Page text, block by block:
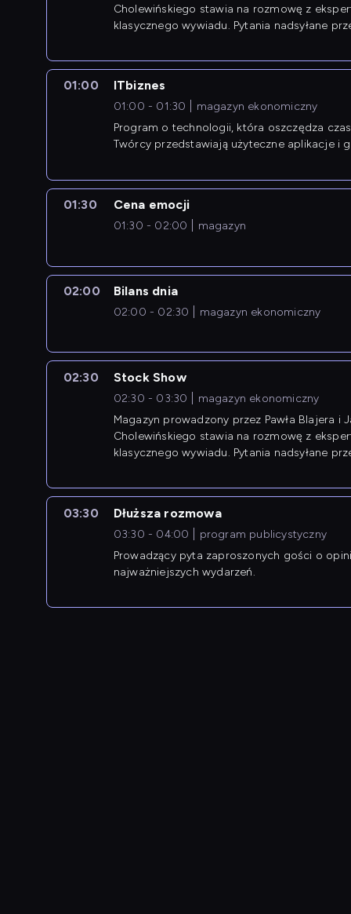
Cholewińskiego stawia na rozmowę z
klasycznego wywiadu. Pytania nadsyłane
01:00 ITbiznes
01:00 - 01:30
magazyn ekonomiczny
Program o technologii, która oszczędza
Twórcy przedstawiają użyteczne aplikacje i
01:30 Cena emocji
01:30 - 02:00 magazyn
02:00 Bilans dnia
02:00 - 02:30 magazyn ekonomiczny
02:30 Stock Show
02:30 - 03:30
magazyn ekonomiczny
Magazyn prowadzony przez Pawła Blajera i
Cholewińskiego stawia na rozmowę z
klasycznego wywiadu. Pytania nadsyłane
03:30 Dłuższa rozmowa
03:30 - 04:00
program publicystyczny
Prowadzący pyta zaproszonych gości o
najważniejszych wydarzeń.